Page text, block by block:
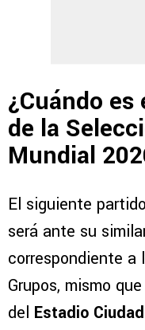
¿Cuándo
de la
Mundial
El siguiente
será ante su
correspondiente a
Grupos, mismo
del Estadio